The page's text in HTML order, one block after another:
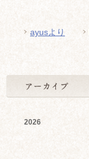
ayusより
2026